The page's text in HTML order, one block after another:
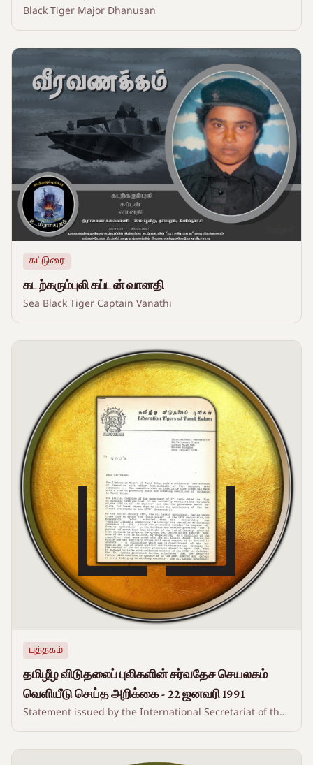
Black Tiger Major Dhanusan
கட்டுரை
கடற்கரும்புலி கப்டன் வானதி
Sea Black Tiger Captain Vanathi
புத்தகம்
தமிழீழ விடுதலைப் புலிகளின் சர்வதேச செயலகம்
வெளியீடு செய்த அறிக்கை - 22 ஜனவரி 1991
Statement issued by the International Secretariat of the